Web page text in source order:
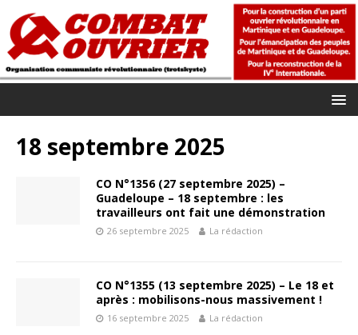
18 septembre 2025
CO N°1356 (27 septembre 2025) –
Guadeloupe – 18 septembre : les
travailleurs ont fait une démonstration
26 septembre 2025 La rédaction
CO N°1355 (13 septembre 2025) – Le 18 et
après : mobilisons-nous massivement !
16 septembre 2025 La rédaction